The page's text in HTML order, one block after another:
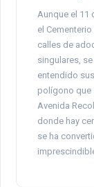
Aunque el 11
el
calles de
singulares,
entendido
polígono que
Avenida
donde hay
se ha